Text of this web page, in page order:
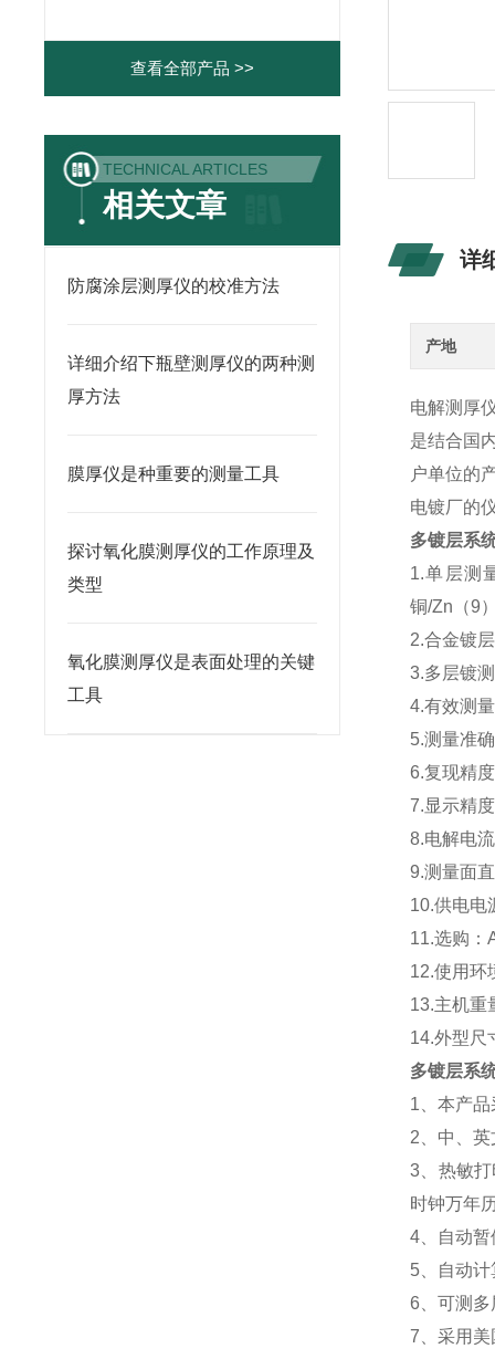
查看全部产品 >>
TECHNICAL ARTICLES
相关文章
防腐涂层测厚仪的校准方法
详细介绍下瓶壁测厚仪的两种测
厚方法
膜厚仪是种重要的测量工具
探讨氧化膜测厚仪的工作原理及
类型
氧化膜测厚仪是表面处理的关键
工具
详
产地
电解测厚
是结合国
户单位的
电镀厂的
多镀层系
1.单层测
铜/Zn（9
2.合金镀
3.多层镀
4.有效测
5.测量准
6.复现精
7.显示精
8.电解电
9.测量面
10.供电电
11.选购：
12.使用环
13.主机重
14.外型尺
多镀层系
1、本产
2、中、
3、热敏
时钟万年
4、自动
5、自动
6、可测
7、采用